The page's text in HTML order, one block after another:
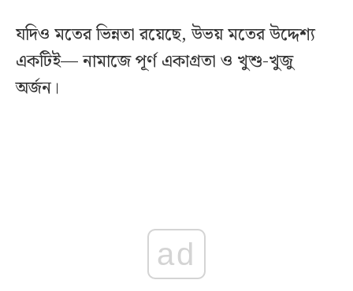
যদিও মতের ভিন্নতা রয়েছে, উভয় মতের উদ্দেশ্য
একটিই— নামাজে পূর্ণ একাগ্রতা ও খুশু-খুজু
অর্জন।
ad